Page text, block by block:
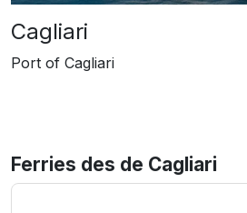
Cagliari
Port of Cagliari
Ferries des de Cagliari